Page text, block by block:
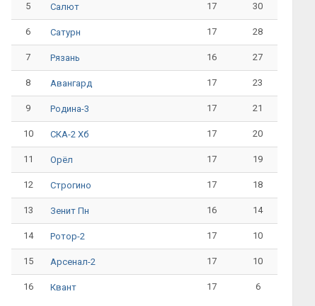
5 Салют 17 30
6 Сатурн 17 28
7 Рязань 16 27
8 Авангард 17 23
9 Родина-3 17 21
10 СКА-2 Хб 17 20
11 Орёл 17 19
12 Строгино 17 18
13 Зенит Пн 16 14
14 Ротор-2 17 10
15 Арсенал-2 17 10
16 Квант 17 6